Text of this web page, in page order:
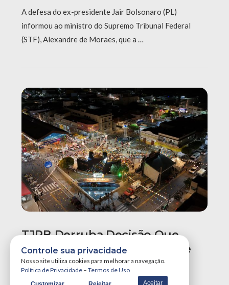
A defesa do ex-presidente Jair Bolsonaro (PL)
informou ao ministro do Supremo Tribunal Federal
(STF), Alexandre de Moraes, que a …
TJPB Derruba Decisão Que
Determinava A Demolição De
Calçadão E Quiosques No
Centro De Santa Luzia
Controle sua privacidade
Nosso site utiliza cookies para melhorar a navegação.
Política de Privacidade – Termos de Uso
Aceitar